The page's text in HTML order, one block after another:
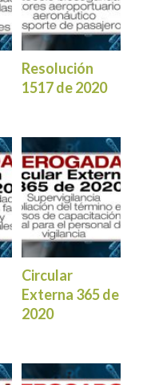
Resolución
1517 de 2020
Circular
Externa 365 de
2020